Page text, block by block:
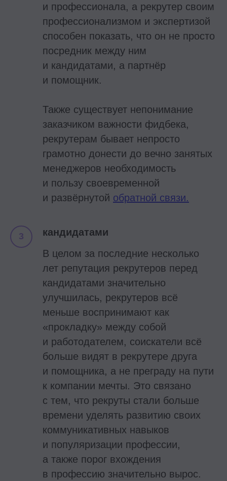
и профессионала, а рекрутер своим
профессионализмом и экспертизой
способен показать, что он не просто
посредник между ним
и кандидатами, а партнёр
и помощник.
Также существует непонимание
заказчиком важности фидбека,
рекрутерам бывает непросто
грамотно донести до вечно занятых
менеджеров необходимость
и пользу своевременной
и развёрнутой обратной связи.
кандидатами
В целом за последние несколько
лет репутация рекрутеров перед
кандидатами значительно
улучшилась, рекрутеров всё
меньше воспринимают как
«прокладку» между собой
и работодателем, соискатели всё
больше видят в рекрутере друга
и помощника, а не преграду на пути
к компании мечты. Это связано
с тем, что рекруты стали больше
времени уделять развитию своих
коммуникативных навыков
и популяризации профессии,
а также порог вхождения
в профессию значительно вырос.